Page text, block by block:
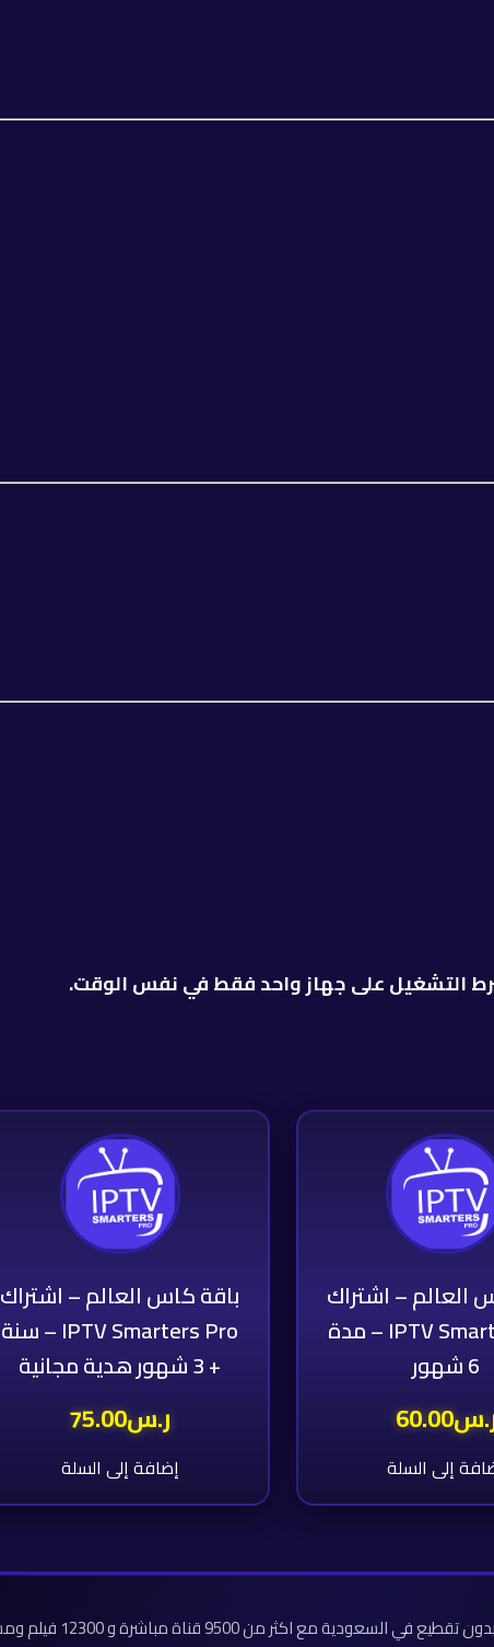
التشغيل على جهاز واحد فقط في نفس الوقت.
العالم – اشتراك
IPTV Smarters Pro – مدة
6 شهور
60.00
إلى السلة
باقة كاس العالم – اشتراك
IPTV Smarters Pro – سنة
+ 3 شهور هدية مجانية
ر.س75.00
إضافة إلى السلة